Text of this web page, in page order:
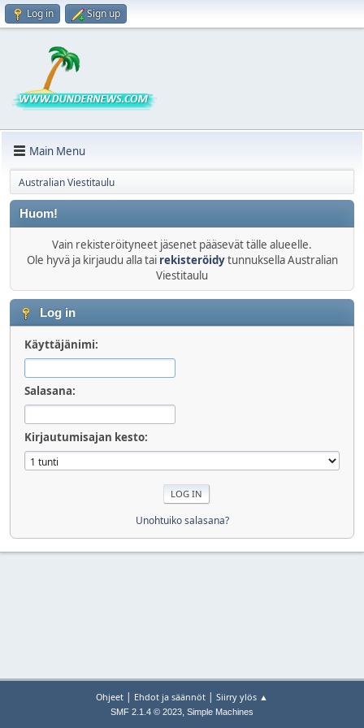
Log in Sign up
Main Menu
Australian Viestitaulu
Huom!
Vain rekisteröityneet jäsenet pääsevät tälle alueelle.
Ole hyvä ja kirjaudu alla tai rekisteröidytunnuksella Australian
Viestitaulu
Log in
Käyttäjänimi:
Salasana:
Kirjautumisajan kesto:
Unohtuiko salasana?
Ohjeet | Ehdot ja säännöt | Siirry ylös ▲
SMF 2.1.4 © 2023, Simple Machines